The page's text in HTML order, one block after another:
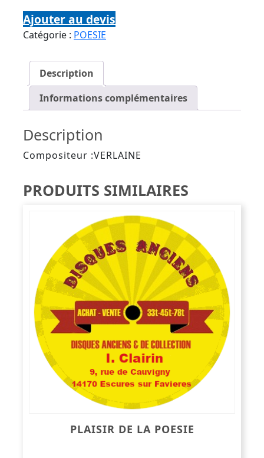
Ajouter au devis
Catégorie : POESIE
Description
Informations complémentaires
Description
Compositeur :VERLAINE
PRODUITS SIMILAIRES
PLAISIR DE LA POESIE